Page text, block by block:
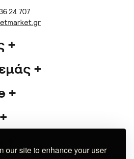
our site to enhance your user
24 707